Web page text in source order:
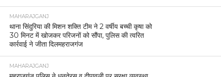
MAHARAJGANJ
थाना सिंदुरिया की मिशन शक्ति टीम ने 2 वर्षीय बच्ची कृषा को
30 मिनट में खोजकर परिजनों को सौंपा, पुलिस की त्वरित
कार्रवाई ने जीता दिलमहराजगंज
MAHARAJGANJ